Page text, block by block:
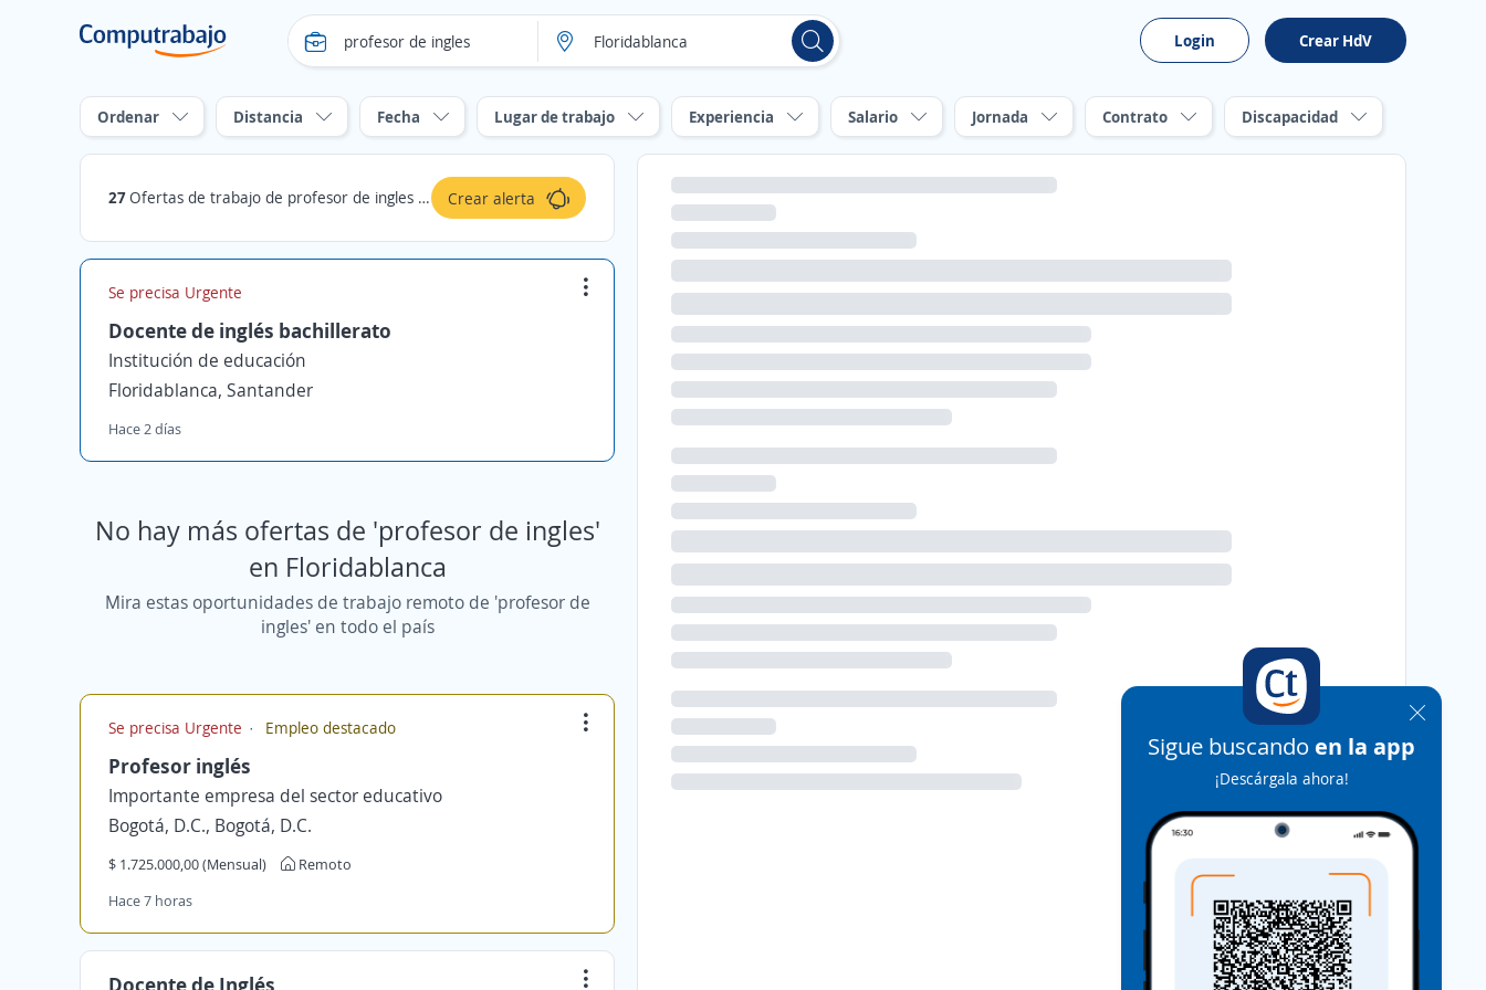
Login Crear HdV
Ordenar Distancia Fecha Lugar de trabajo Experiencia Salario Jornada Contrato Discapacidad
27Ofertas de trabajo de profesor de ingles en Floridablanca, Santander Crear alerta
Se precisa Urgente
Docente de inglés bachillerato
Institución de educación
Floridablanca, Santander
Hace 2 días
No hay más ofertas de 'profesor de ingles'
en Floridablanca
Mira estas oportunidades de trabajo remoto de 'profesor de
ingles' en todo el país
Se precisa Urgente Empleo destacado
Profesor inglés
Importante empresa del sector educativo
Bogotá, D.C., Bogotá, D.C.
$ 1.725.000,00 (Mensual)
Remoto
Hace 7 horas
Docente de Inglés
Sigue buscando en la app
¡Descárgala ahora!